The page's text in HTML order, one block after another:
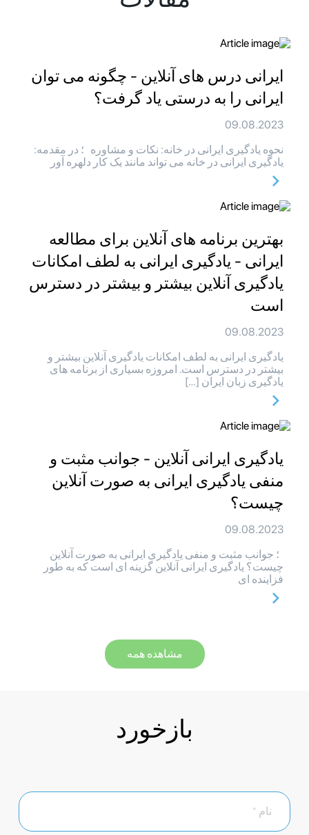
ایرانی درس های آنلاین - چگونه می توان
ایرانی را به درستی یاد گرفت؟
09.08.2023
نحوه یادگیری ایرانی در خانه: نکات و مشاوره ؛ در مقدمه:
یادگیری ایرانی در خانه می تواند مانند یک کار دلهره آور
بهترین برنامه های آنلاین برای مطالعه
ایرانی - یادگیری ایرانی به لطف امکانات
یادگیری آنلاین بیشتر و بیشتر در دسترس
است
09.08.2023
یادگیری ایرانی به لطف امکانات یادگیری آنلاین بیشتر و
بیشتر در دسترس است. امروزه بسیاری از برنامه های
یادگیری زبان ایران […]
یادگیری ایرانی آنلاین - جوانب مثبت و
منفی یادگیری ایرانی به صورت آنلاین
چیست؟
09.08.2023
؛ جوانب مثبت و منفی یادگیری ایرانی به صورت آنلاین
چیست؟ یادگیری ایرانی آنلاین گزینه ای است که به طور
فزاینده ای
مشاهده همه
بازخورد